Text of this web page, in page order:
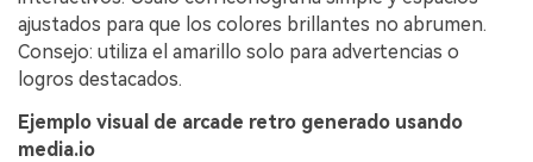
ajustados para que los colores brillantes no abrumen.
Consejo: utiliza el amarillo solo para advertencias o
logros destacados.
Ejemplo visual de arcade retro generado usando
media.io